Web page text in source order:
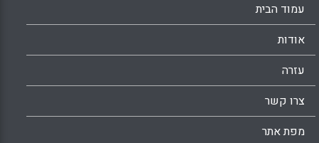
עמוד הבית
אודות
עזרה
צרו קשר
מפת אתר